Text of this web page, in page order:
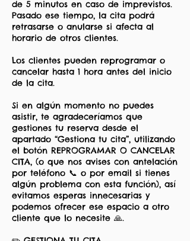
de 5 minutos en caso de imprevistos.
Pasado ese tiempo, la cita podrá
retrasarse o anularse si afecta al
horario de otros clientes.
Los clientes pueden reprogramar o
cancelar hasta 1 hora antes del inicio
de la cita.
Si en algún momento no puedes
asistir, te agradeceríamos que
gestiones tu reserva desde el
apartado “Gestiona tu cita”, utilizando
el botón REPROGRAMAR O CANCELAR
CITA, (o que nos avises con antelación
por teléfono 📞 o por email si tienes
algún problema con esta función), así
evitamos esperas innecesarias y
podemos ofrecer ese espacio a otro
cliente que lo necesite 🙏.